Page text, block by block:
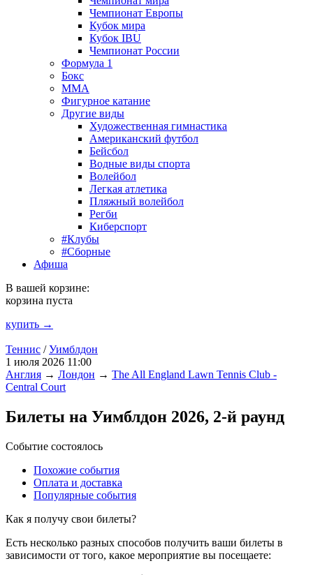
Чемпионат Европы
Кубок мира
Кубок IBU
Чемпионат России
Формула 1
Бокс
MMA
Фигурное катание
Другие виды
Художественная гимнастика
Американский футбол
Бейсбол
Водные виды спорта
Волейбол
Легкая атлетика
Пляжный волейбол
Регби
Киберспорт
#Клубы
#Сборные
Афиша
В вашей корзине:
корзина пуста
купить →
Теннис /Уимблдон
1 июля 2026 11:00
Англия → Лондон → The All England Lawn Tennis Club -
Central Court
Билеты на Уимблдон 2026, 2-й раунд
Событие состоялось
Похожие события
Оплата и доставка
Популярные события
Как я получу свои билеты?
Есть несколько разных способов получить ваши билеты в
зависимости от того, какое мероприятие вы посещаете: